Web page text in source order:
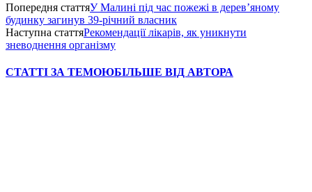
Попередня статтяУ Малині під час пожежі в дерев’яному
будинку загинув 39-річний власник
Наступна статтяРекомендації лікарів, як уникнути
зневоднення організму
СТАТТІ ЗА ТЕМОЮБІЛЬШЕ ВІД АВТОРА